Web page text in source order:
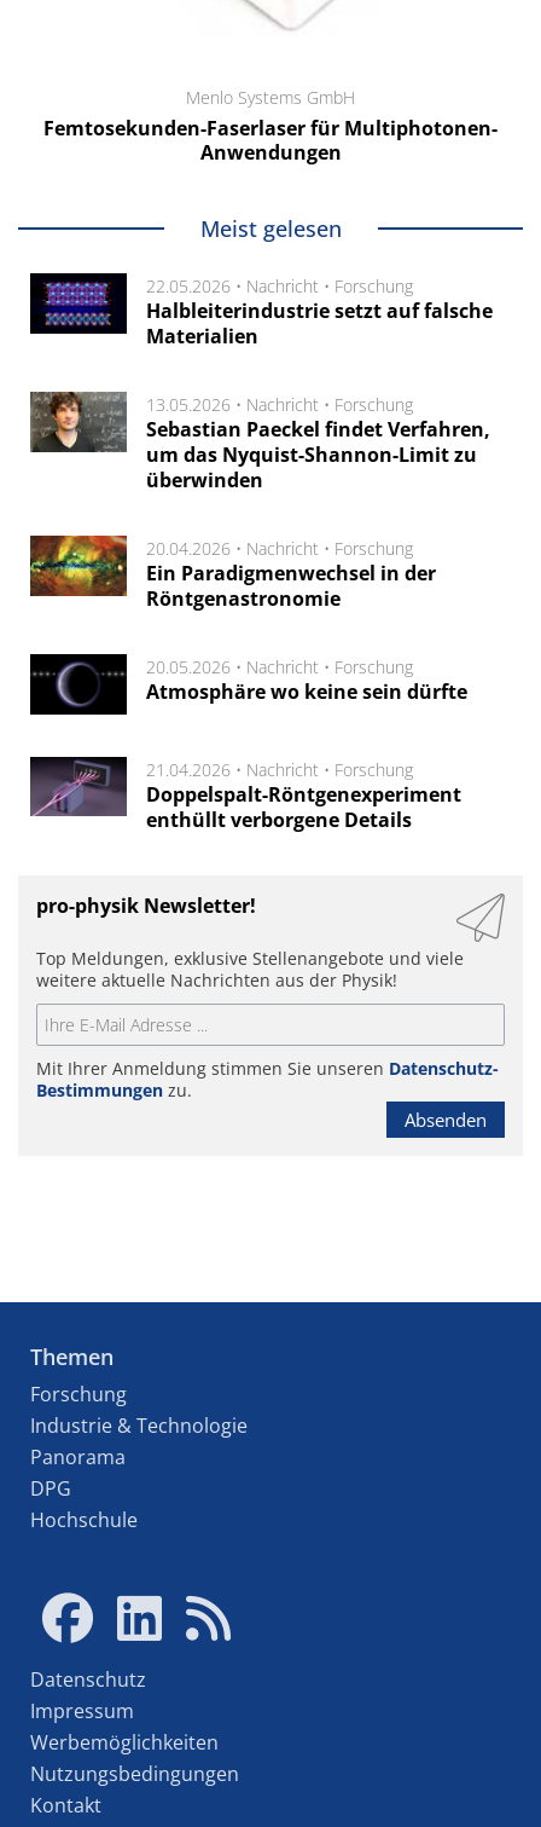
Menlo Systems GmbH
Femtosekunden-Faserlaser für Multiphotonen-
Anwendungen
Meist gelesen
22.05.2026 • Nachricht • Forschung
Halbleiterindustrie setzt auf falsche
Materialien
13.05.2026 • Nachricht • Forschung
Sebastian Paeckel findet Verfahren,
um das Nyquist-Shannon-Limit zu
überwinden
20.04.2026 • Nachricht • Forschung
Ein Paradigmenwechsel in der
Röntgenastronomie
20.05.2026 • Nachricht • Forschung
Atmosphäre wo keine sein dürfte
21.04.2026 • Nachricht • Forschung
Doppelspalt-Röntgenexperiment
enthüllt verborgene Details
pro-physik Newsletter!
Top Meldungen, exklusive Stellenangebote und viele
weitere aktuelle Nachrichten aus der Physik!
Mit Ihrer Anmeldung stimmen Sie unseren Datenschutz-
Bestimmungen zu.
Absenden
Themen
Forschung
Industrie & Technologie
Panorama
DPG
Hochschule
Datenschutz
Impressum
Werbemöglichkeiten
Nutzungsbedingungen
Kontakt